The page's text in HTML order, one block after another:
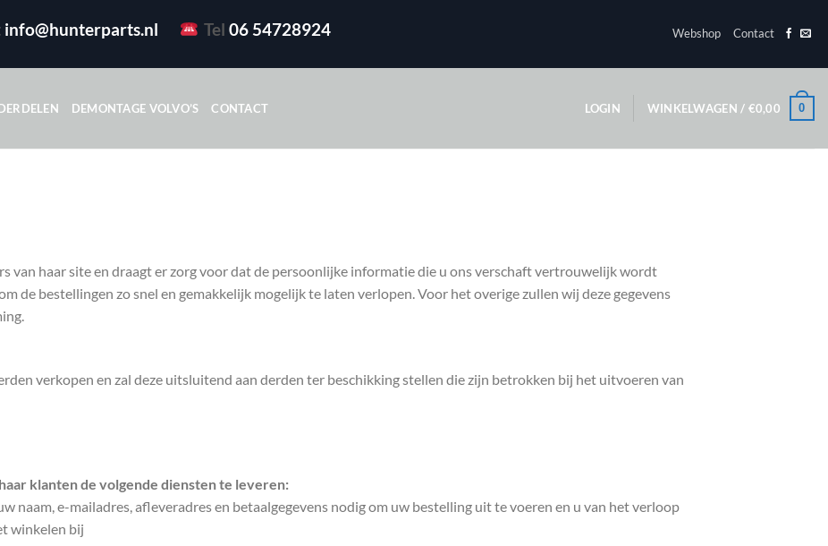
info@hunterparts.nl Tel 06 54728924 Webshop Contact
DEMONTAGE VOLVO’S CONTACT LOGIN WINKELWAGEN / €0,00 0
van haar site en draagt er zorg voor dat de persoonlijke informatie die u ons verschaft vertrouwelijk wordt
de bestellingen zo snel en gemakkelijk mogelijk te laten verlopen. Voor het overige zullen wij deze gegevens
verkopen en zal deze uitsluitend aan derden ter beschikking stellen die zijn betrokken bij het uitvoeren van
klanten de volgende diensten te leveren:
naam, e-mailadres, afleveradres en betaalgegevens nodig om uw bestelling uit te voeren en u van het verloop
winkelen bij